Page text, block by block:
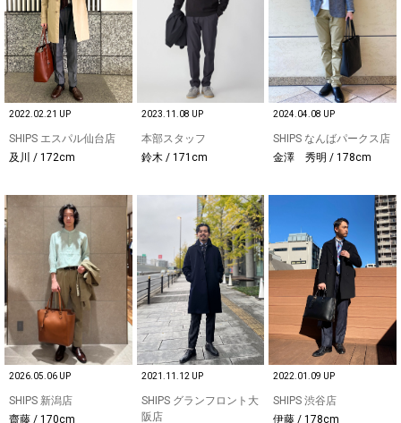
2022.02.21 UP
SHIPS エスパル仙台店
及川 / 172cm
2023.11.08 UP
本部スタッフ
鈴木 / 171cm
2024.04.08 UP
SHIPS なんばパークス店
金澤 秀明 / 178cm
2026.05.06 UP
SHIPS 新潟店
齋藤 / 170cm
2021.11.12 UP
SHIPS グランフロント大
阪店
2022.01.09 UP
SHIPS 渋谷店
伊藤 / 178cm